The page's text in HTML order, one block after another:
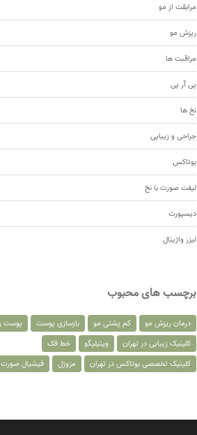
مرابقت از مو
ریزش مو
مراقبت ها
پی آر پی
نخ ها
جراحی و زیبایی
بوتاکس
لیفت صورت با نخ
دیسپورت
لیزر واژینال
برچسب های محبوب
درمان ریزش مو کم پشتی مو بازسازی پوست
پوست
کلینیک زیبایی در تهران
ویتیلیگو
خط فک
کلینیک تخصصی بوتاکس در تهران
مزوژل فیشیال